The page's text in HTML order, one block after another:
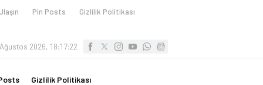
Pin Posts
Gizlilik Politikası
2026, 18:17:23
Gizlilik Politikası